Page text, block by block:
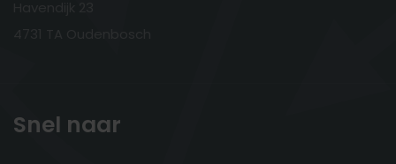
Snel naar